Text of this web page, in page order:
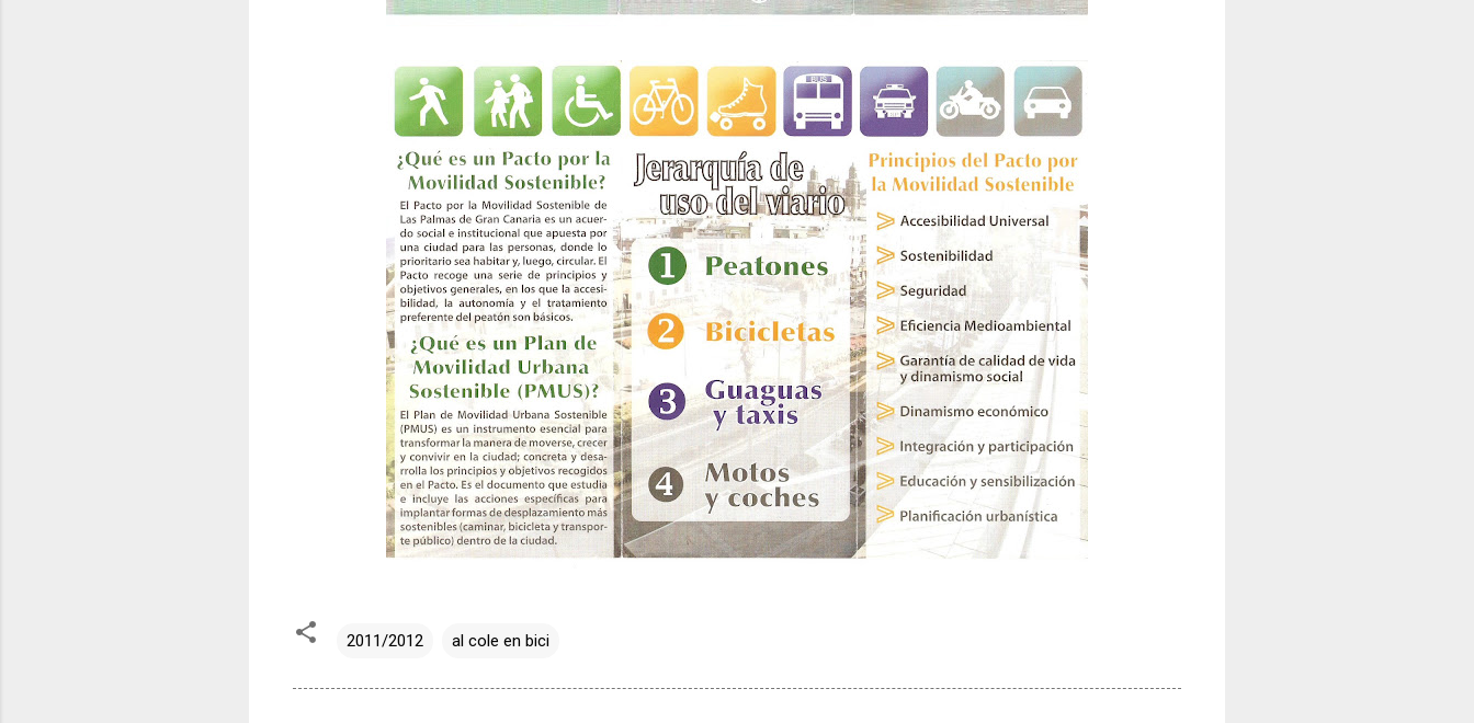
2011/2012 al cole en bici